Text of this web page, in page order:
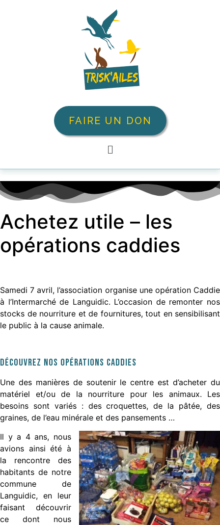
FAIRE UN DON
Achetez utile – les
opérations caddies
Samedi 7 avril, l’association organise une opération Caddie
à l’Intermarché de Languidic. L’occasion de remonter nos
stocks de nourriture et de fournitures, tout en sensibilisant
le public à la cause animale.
Découvrez nos opérations Caddies
Une des manières de soutenir le centre est d’acheter du
matériel et/ou de la nourriture pour les animaux. Les
besoins sont variés : des croquettes, de la pâtée, des
graines, de l’eau minérale et des pansements …
Il y a 4 ans, nous
avions ainsi été à
la rencontre des
habitants de notre
commune de
Languidic, en leur
faisant découvrir
ce dont nous